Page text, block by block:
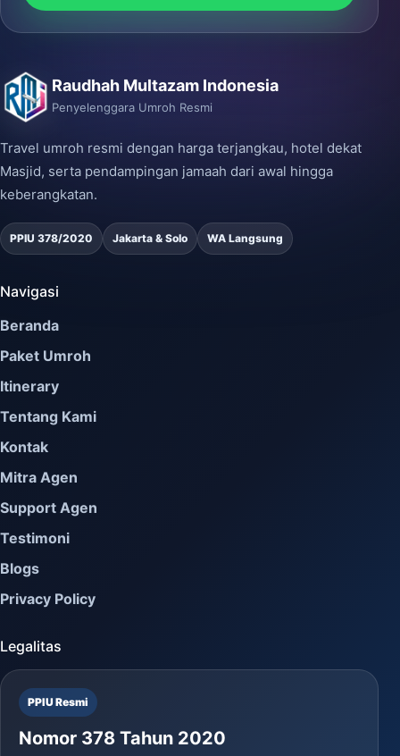
Raudhah Multazam Indonesia
Penyelenggara Umroh Resmi
Travel umroh resmi dengan harga terjangkau, hotel dekat
Masjid, serta pendampingan jamaah dari awal hingga
keberangkatan.
PPIU 378/2020 Jakarta & Solo WA Langsung
Navigasi
Beranda
Paket Umroh
Itinerary
Tentang Kami
Kontak
Mitra Agen
Support Agen
Testimoni
Blogs
Privacy Policy
Legalitas
PPIU Resmi
Nomor 378 Tahun 2020